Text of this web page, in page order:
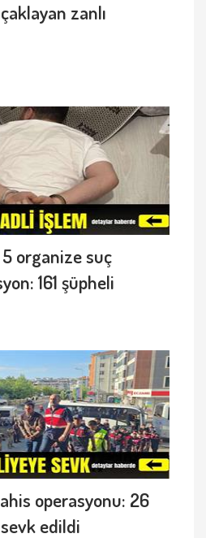
zanlı
organize suç
161 şüpheli
operasyonu: 26
edildi